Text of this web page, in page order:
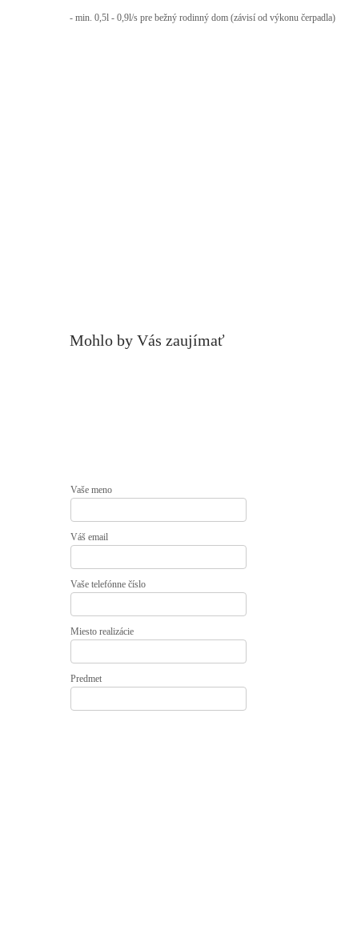
- min. 0,5l - 0,9l/s pre bežný rodinný dom (závisí od výkonu čerpadla)
Mohlo by Vás zaujímať
Vaše meno
Váš email
Vaše telefónne číslo
Miesto realizácie
Predmet